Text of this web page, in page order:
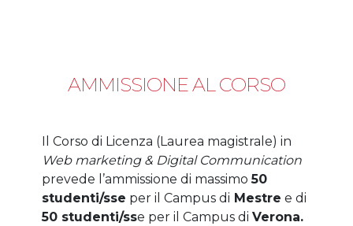
AMMISSIONE AL CORSO
Il Corso di Licenza (Laurea magistrale) in
Web marketing & Digital Communication
prevede l’ammissione di massimo50
studenti/sse per il Campus di Mestre e di
50 studenti/sse per il Campus di Verona.